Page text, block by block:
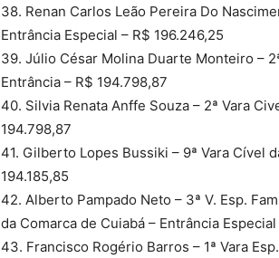
38. Renan Carlos Leão Pereira Do
Entrância Especial – R$ 196.246,25
39. Júlio César Molina Duarte Monteiro –
Entrância – R$ 194.798,87
40. Silvia Renata Anffe Souza – 2ª Vara
194.798,87
41. Gilberto Lopes Bussiki – 9ª Vara Cível
194.185,85
42. Alberto Pampado Neto – 3ª V. Esp.
da Comarca de Cuiabá – Entrância
43. Francisco Rogério Barros – 1ª Vara